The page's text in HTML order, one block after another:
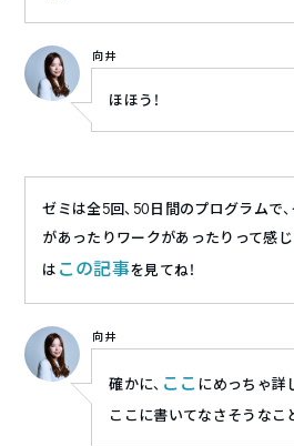
向井
ほほう！
ゼミは全5回、50日間のプログラムで
があったりワークがあったりって感じ
は この記事を見てね！
向井
確かに、 ここ にめっちゃ詳
ここに書いてなさそうなこ